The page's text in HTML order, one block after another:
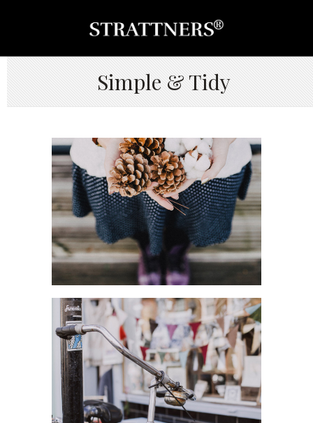
Simple & Tidy